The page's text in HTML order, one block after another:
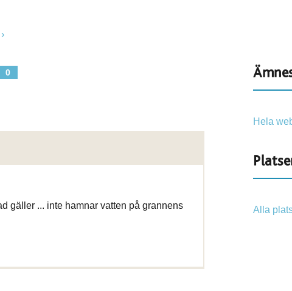
0
gäller ... inte hamnar vatten på grannens
Hela
Alla